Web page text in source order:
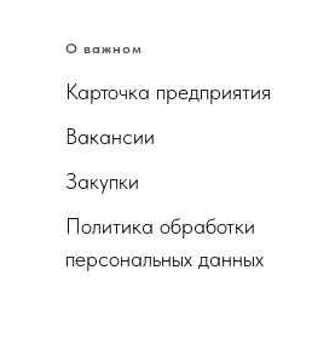
О важном
Карточка предприятия
Вакансии
Закупки
Политика обработки
персональных данных